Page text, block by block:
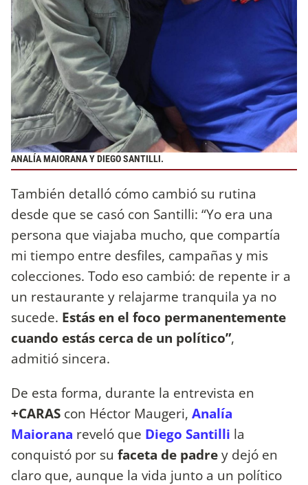
ANALÍA MAIORANA Y DIEGO SANTILLI.
También detalló cómo cambió su rutina
desde que se casó con Santilli: “Yo era una
persona que viajaba mucho, que compartía
mi tiempo entre desfiles, campañas y mis
colecciones. Todo eso cambió: de repente ir a
un restaurante y relajarme tranquila ya no
sucede. Estás en el foco permanentemente
cuando estás cerca de un político”,
admitió sincera.
De esta forma, durante la entrevista en
+CARAS con Héctor Maugeri, Analía
Maiorana reveló que Diego Santilli la
conquistó por su faceta de padrey dejó en
claro que, aunque la vida junto a un político